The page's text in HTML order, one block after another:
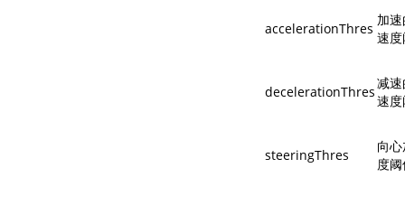
accelerationThres
加
速
decelerationThres
减
速
steeringThres
向
度